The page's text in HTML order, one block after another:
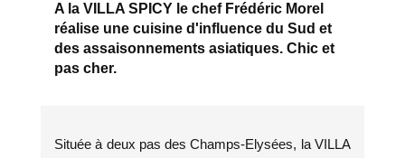
A la VILLA SPICY le chef Frédéric Morel
réalise une cuisine d'influence du Sud et
des assaisonnements asiatiques. Chic et
pas cher.
Située à deux pas des Champs-Elysées, la VILLA